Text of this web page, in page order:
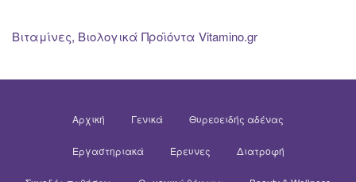
Βιταμίνες, Βιολογικά Προϊόντα Vitamino.gr
Αρχική Γενικά Θυρεοειδής αδένας
Εργαστηριακά Έρευνες Διατροφή